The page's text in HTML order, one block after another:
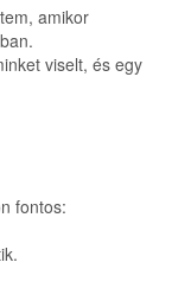
amikor
viselt, és egy
fontos: